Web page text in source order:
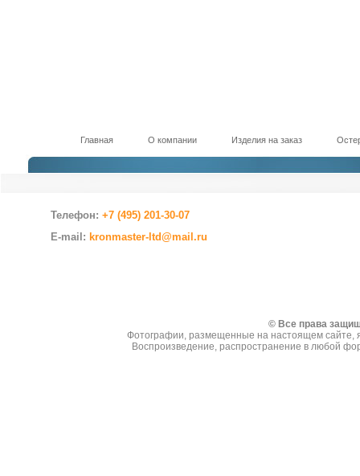
Главная О компании Изделия на заказ
Телефон: +7 (495) 201-30-07
E-mail: kronmaster-ltd@mail.ru
© Все права
Фотографии, размещенные на настоящем сайте,
Воспроизведение, распространение в любой